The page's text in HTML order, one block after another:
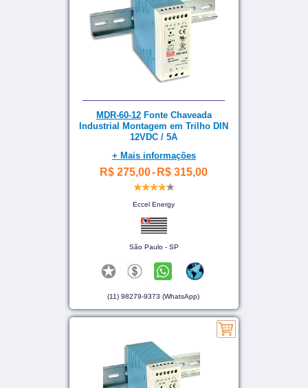
MDR-60-12Fonte Chaveada
Industrial Montagem em Trilho DIN
12VDC / 5A
+ Mais informações
R$ 275,00- R$ 315,00
Eccel Energy
São Paulo - SP
(11) 98279-9373 (WhatsApp)